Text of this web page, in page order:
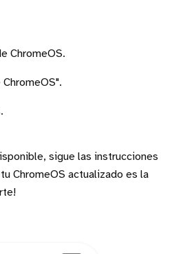
ChromeOS.
sigue las instrucciones
ChromeOS actualizado es la